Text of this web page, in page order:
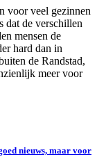
voor veel gezinnen
dat de verschillen
mensen de
hard dan in
de Randstad,
meer voor
nieuws, maar voor